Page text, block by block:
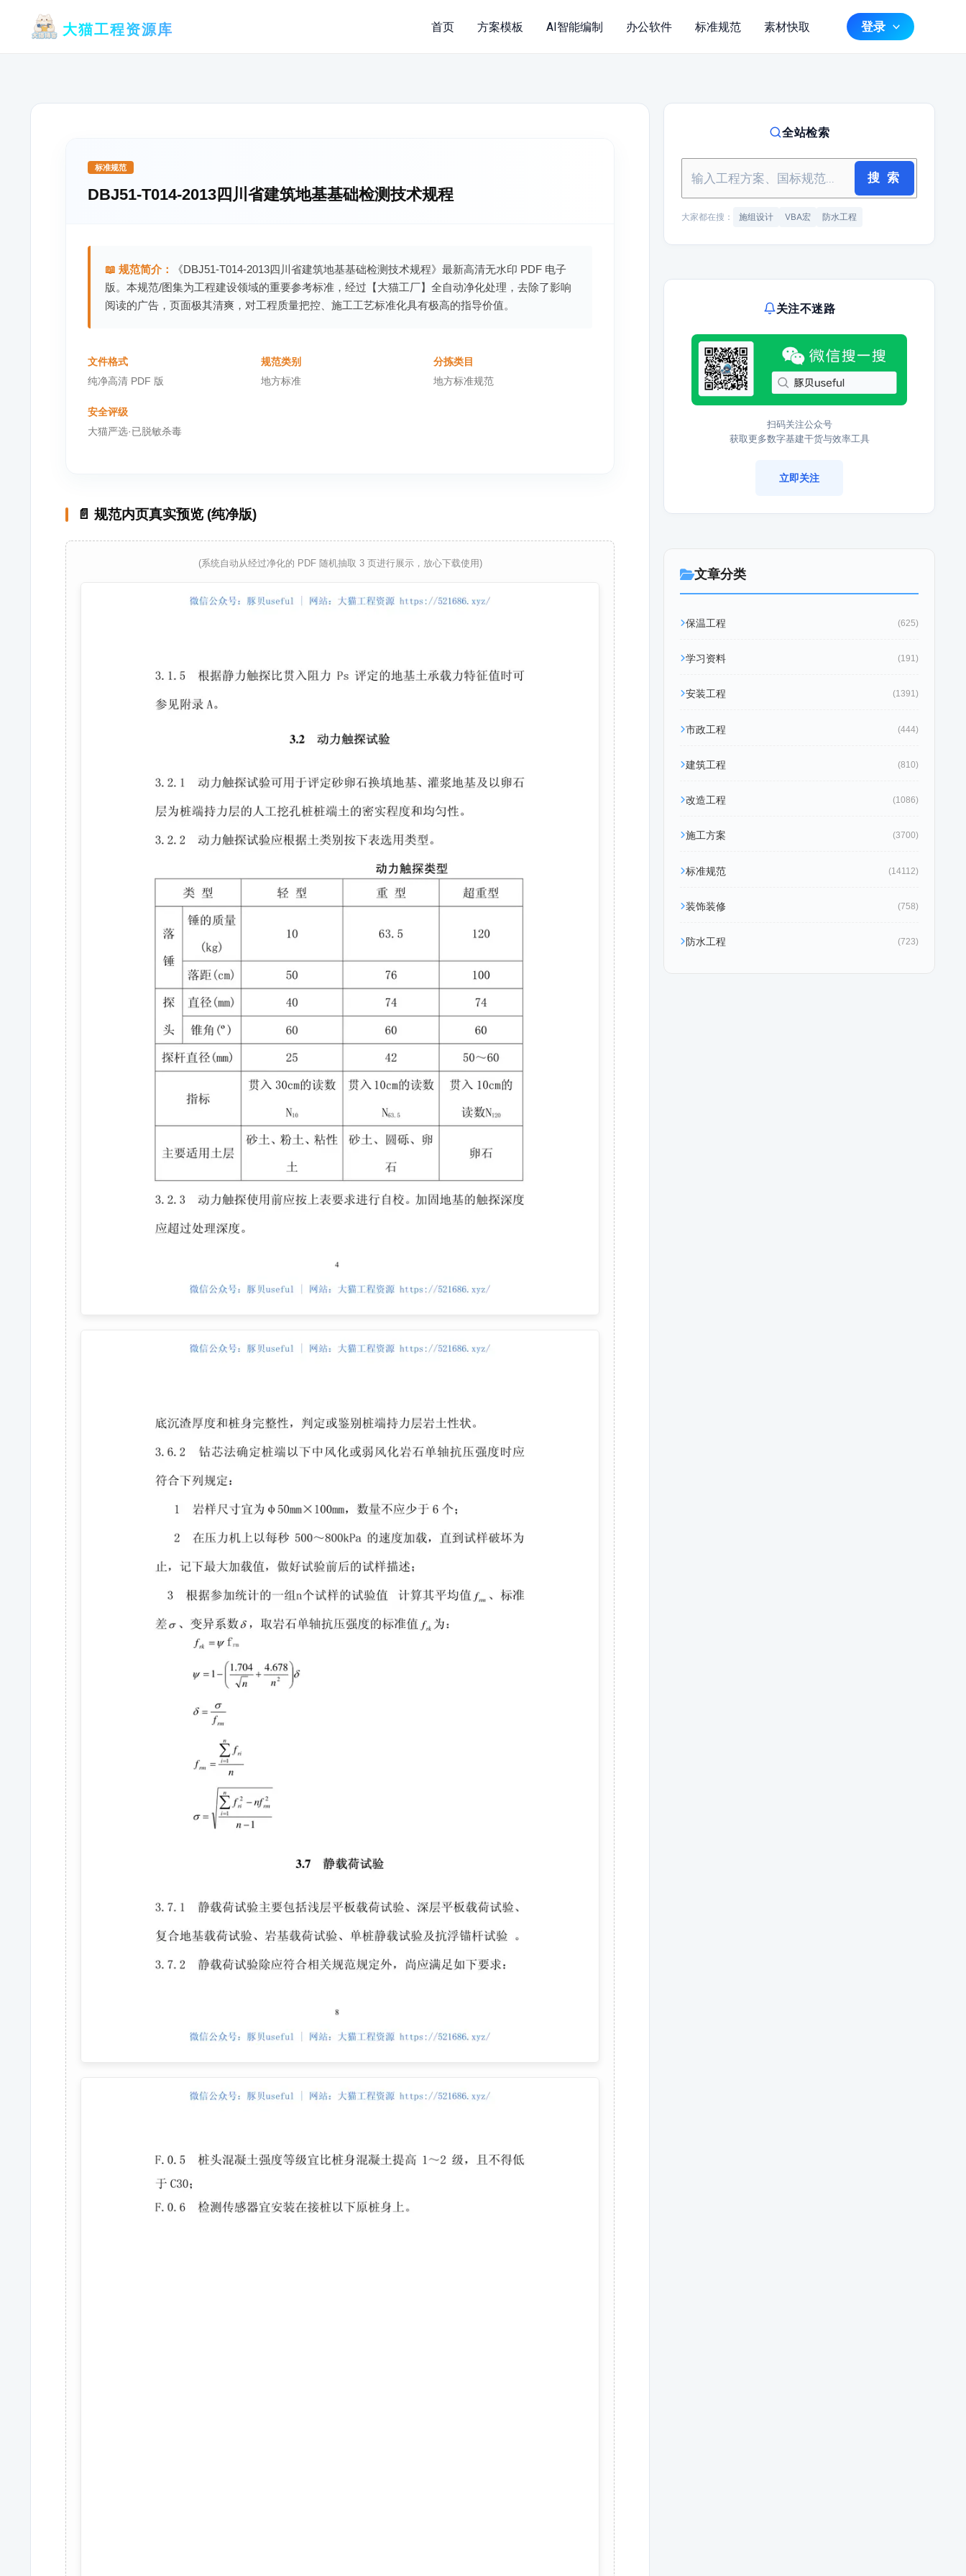
大猫工程资源库 首页 方案模板 AI智能编制 办公软件 标准规范 素材快取 登录
标准规范
DBJ51-T014-2013四川省建筑地基基础检测技术规程
📖 规范简介：
《DBJ51-T014-2013四川省建筑地基基础检测技术规程》最新高清无水印 PDF 电子
版。本规范/图集为工程建设领域的重要参考标准，经过【大猫工厂】全自动净化处理，去除了影响
阅读的广告，页面极其清爽，对工程质量把控、施工工艺标准化具有极高的指导价值。
文件格式
纯净高清 PDF 版
规范类别
地方标准
分拣类目
地方标准规范
安全评级
大猫严选·已脱敏杀毒
📄 规范内页真实预览 (纯净版)
(系统自动从经过净化的 PDF 随机抽取 3 页进行展示，放心下载使用)
全站检索
搜 索
大家都在搜： 施组设计 VBA宏 防水工程
关注不迷路
扫码关注公众号
获取更多数字基建干货与效率工具
立即关注
文章分类
保温工程 (625)
学习资料 (191)
安装工程 (1391)
市政工程 (444)
建筑工程 (810)
改造工程 (1086)
施工方案 (3700)
标准规范 (14112)
装饰装修 (758)
防水工程 (723)